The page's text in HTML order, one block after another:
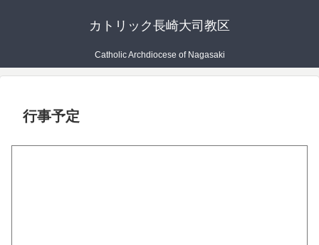
カトリック長崎大司教区
Catholic Archdiocese of Nagasaki
行事予定